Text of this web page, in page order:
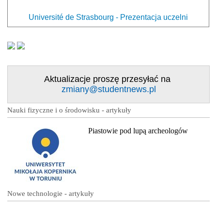
Université de Strasbourg - Prezentacja uczelni
Aktualizacje proszę przesyłać na
zmiany@studentnews.pl
Nauki fizyczne i o środowisku - artykuły
Piastowie pod lupą archeologów
Nowe technologie - artykuły